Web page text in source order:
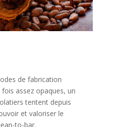
de fabrication
assez opaques, un
tentent depuis
et valoriser le
to-bar.